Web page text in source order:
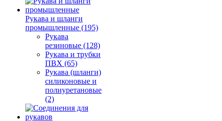
Рукава и шланги
промышленные (195)
Рукава
резиновые (128)
Рукава и трубки
ПВХ (65)
Рукава (шланги)
силиконовые и
полиуретановые
(2)